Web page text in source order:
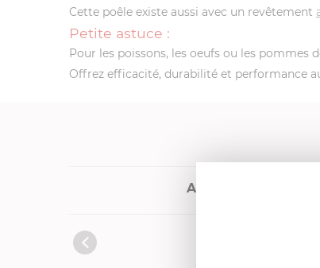
Cette poêle existe aussi avec un revêtement
Petite astuce :
Pour les poissons, les oeufs ou les pommes
Offrez efficacité, durabilité et performance
Autres références